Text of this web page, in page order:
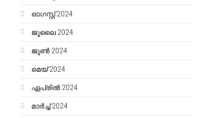
ഓഗസ്റ്റ്‌ 2024
ജൂലൈ 2024
ജൂൺ 2024
മെയ്‌ 2024
ഏപ്രിൽ 2024
മാർച്ച്‌ 2024